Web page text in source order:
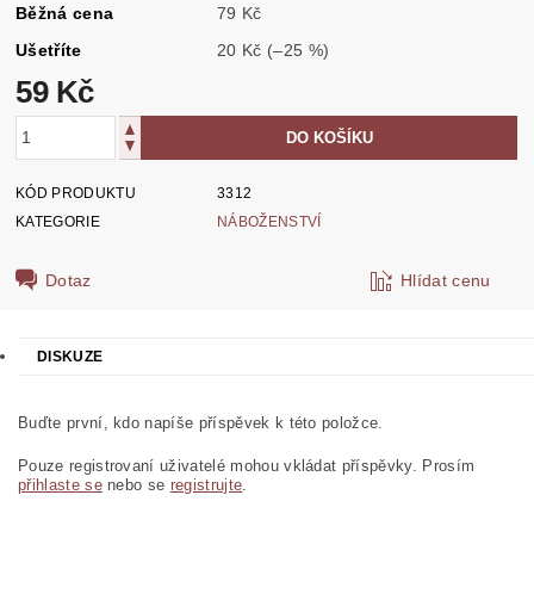
Běžná cena
79 Kč
Ušetříte
20 Kč (–25 %)
59 Kč
KÓD PRODUKTU
3312
KATEGORIE
NÁBOŽENSTVÍ
Dotaz Hlídat cenu
DISKUZE
Buďte první, kdo napíše příspěvek k této položce.
Pouze registrovaní uživatelé mohou vkládat příspěvky. Prosím
přihlaste senebo se registrujte.